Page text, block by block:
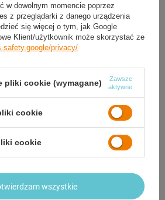
w dowolnym momencie poprzez
z przeglądarki z danego urządzenia
się więcej o tym, jak Google
Klient/użytkownik może skorzystać ze
privacy/
pliki cookie (wymagane)
Zawsze
aktywne
cookie
cookie
wszystkie